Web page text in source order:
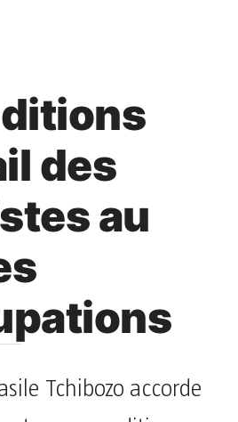
des
au
Tchibozo accorde